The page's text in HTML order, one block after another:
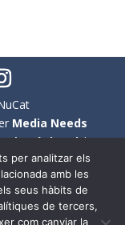
Media Needs
|Avís legal|
no sexista del
de la seva
per analitzar els
amb les
seus hàbits de
de tercers,
com canviar la